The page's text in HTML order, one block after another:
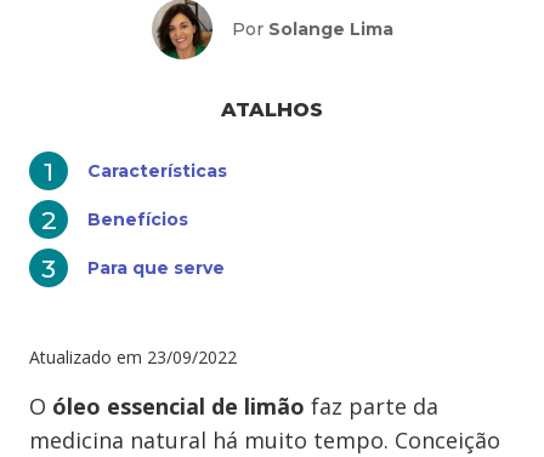
Por Solange Lima
ATALHOS
Características
Benefícios
Para que serve
Atualizado em 23/09/2022
O óleo essencial de limão faz parte da
medicina natural há muito tempo. Conceição